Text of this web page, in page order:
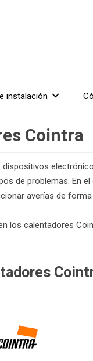
instalación
Cointra
de problemas. En
averías de
los calentadores